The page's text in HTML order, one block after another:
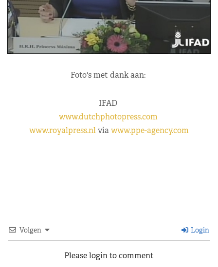
Foto's met dank aan:
IFAD
www.dutchphotopress.com
www.royalpress.nlviawww.ppe-agency.com
Volgen Login
Please login to comment